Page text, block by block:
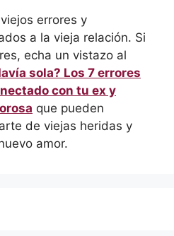
errores y
a la vieja relación. Si
echa un vistazo al
sola? Los 7 errores
con tu ex y
que pueden
de viejas heridas y
amor.